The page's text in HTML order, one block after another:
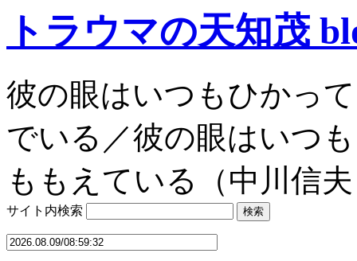
トラウマの天知茂
彼の眼はいつもひかっ
でいる／彼の眼はいつ
ももえている（中川信
サイト内検索